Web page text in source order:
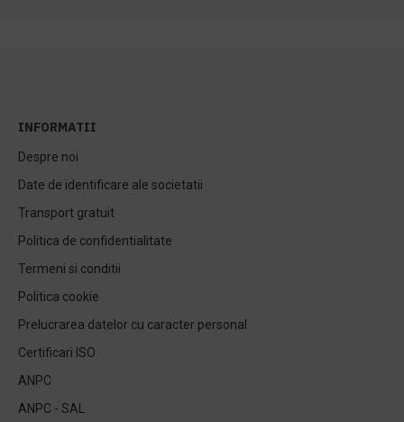
INFORMATII
Despre noi
Date de identificare ale societatii
Transport gratuit
Politica de confidentialitate
Termeni si conditii
Politica cookie
Prelucrarea datelor cu caracter personal
Certificari ISO
ANPC
ANPC - SAL